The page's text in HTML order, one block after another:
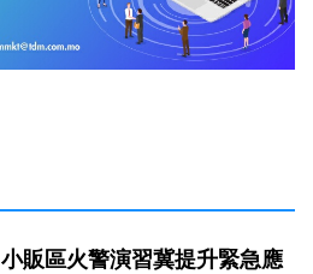
小販區火警演習冀提升緊急應